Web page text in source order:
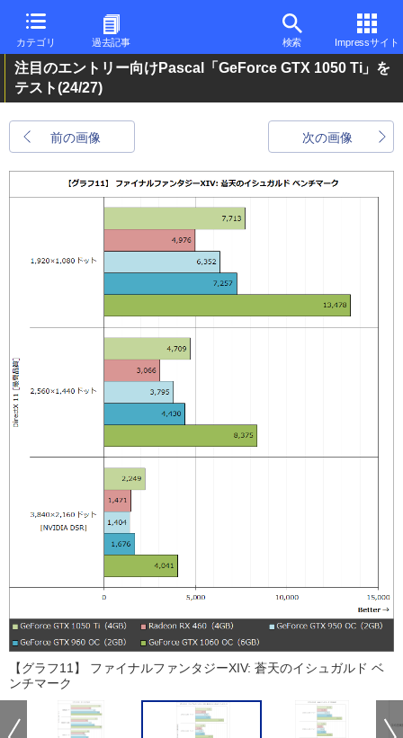
カテゴリ 過去記事 検索 Impressサイト
注目のエントリー向けPascal「GeForce GTX 1050 Ti」を
テスト(24/27)
前の画像 次の画像
【グラフ11】 ファイナルファンタジーXIV: 蒼天のイシュガルド ベ
ンチマーク